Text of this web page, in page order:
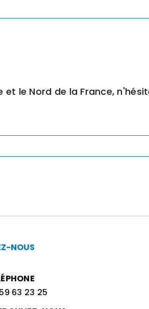
le Nord de la France,
NOUS
63 23 25